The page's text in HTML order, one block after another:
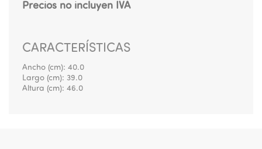
Precios no incluyen IVA
CARACTERÍSTICAS
Ancho (cm): 40.0
Largo (cm): 39.0
Altura (cm): 46.0